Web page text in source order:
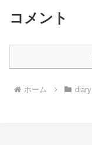
コメント
ホーム diary